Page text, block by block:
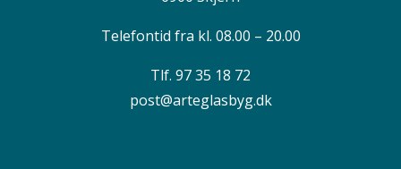
Telefontid fra kl. 08.00 – 20.00
Tlf. 97 35 18 72
post@arteglasbyg.dk